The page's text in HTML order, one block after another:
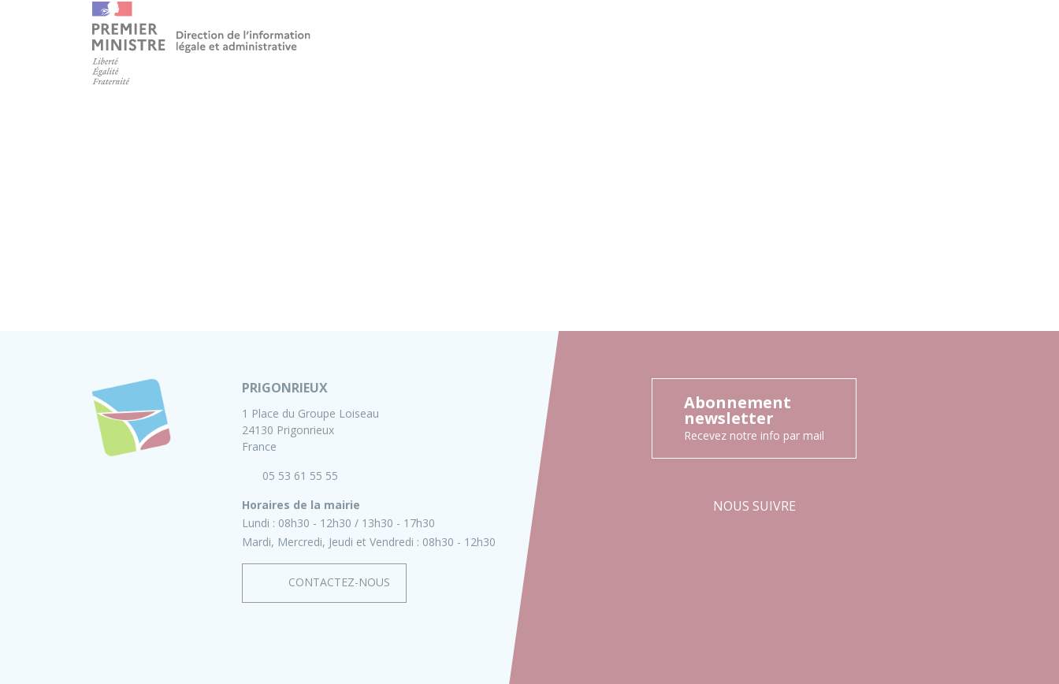
PRIGONRIEUX
1 Place du Groupe Loiseau
24130 Prigonrieux
France
05 53 61 55 55
Horaires de la mairie
Lundi : 08h30 - 12h30
13h30 - 17h30
Mardi, Mercredi, Jeudi et Vendredi : 08h30 - 12h30
CONTACTEZ-NOUS
Abonnement
newsletter
Recevez notre info par mail
NOUS SUIVRE